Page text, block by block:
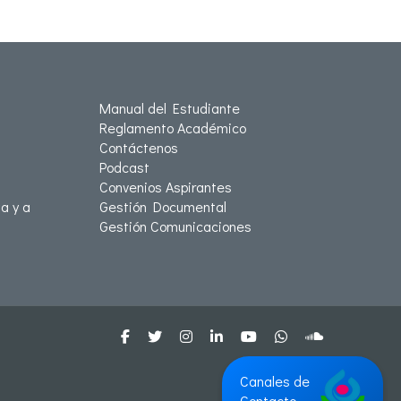
y a
Manual del Estudiante
Reglamento Académico
Contáctenos
Podcast
Convenios Aspirantes
Gestión Documental
Gestión Comunicaciones
Canales de